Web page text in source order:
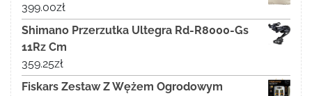
399.00zł
Shimano Przerzutka Ultegra Rd-R8000-Gs
11Rz Cm
359.25zł
Fiskars Zestaw Z Wężem Ogrodowym